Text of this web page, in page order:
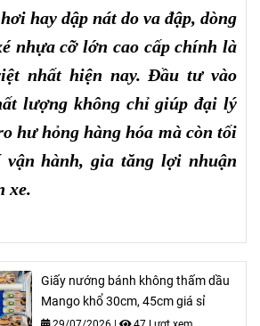
hay dập nát do va đập, dòng
nhựa cỡ lớn cao cấp chính là
nhất hiện nay. Đầu tư vào
lượng không chỉ giúp đại lý
hư hỏng hàng hóa mà còn tối
hành, gia tăng lợi nhuận
xe.
Giấy nướng bánh không thấm dầu
Mango khổ 30cm, 45cm giá sỉ